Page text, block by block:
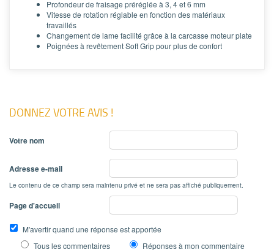
Profondeur de fraisage préréglée à 3, 4 et 6 mm
Vitesse de rotation réglable en fonction des matériaux
travaillés
Changement de lame facilité grâce à la carcasse moteur plate
Poignées à revêtement Soft Grip pour plus de confort
DONNEZ VOTRE AVIS !
Votre nom
Adresse e-mail
Le contenu de ce champ sera maintenu privé et ne sera pas affiché publiquement.
Page d'accueil
M'avertir quand une réponse est apportée
Tous les commentaires
Réponses à mon commentaire